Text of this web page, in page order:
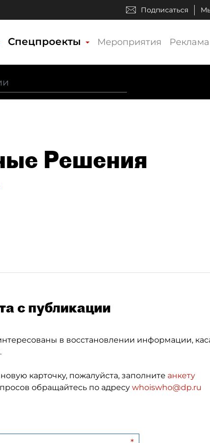
Подписаться
Спецпроекты Мероприятия Реклама
Решения
с публикации
в восстановлении информации,
карточку, пожалуйста, заполните анкету
обращайтесь по адресу whoiswho@dp.ru